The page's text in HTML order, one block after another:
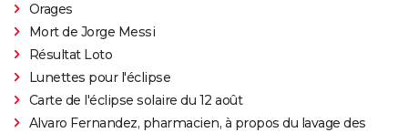
Orages
Mort de Jorge Messi
Résultat Loto
Lunettes pour l'éclipse
Carte de l'éclipse solaire du 12 août
Alvaro Fernandez, pharmacien, à propos du lavage des